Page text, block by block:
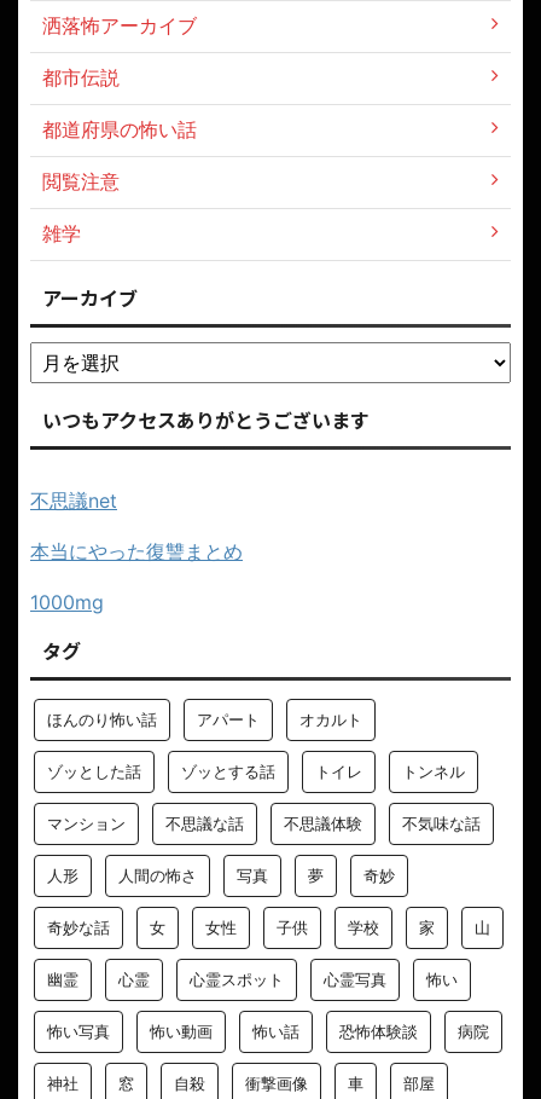
洒落怖アーカイブ
都市伝説
都道府県の怖い話
閲覧注意
雑学
アーカイブ
いつもアクセスありがとうございます
不思議net
本当にやった復讐まとめ
1000mg
タグ
ほんのり怖い話 アパート オカルト
ゾッとした話 ゾッとする話 トイレ トンネル
マンション 不思議な話 不思議体験 不気味な話
人形 人間の怖さ 写真 夢 奇妙
奇妙な話 女 女性 子供 学校 家 山
幽霊 心霊 心霊スポット 心霊写真 怖い
怖い写真 怖い動画 怖い話 恐怖体験談 病院
神社 窓 自殺 衝撃画像 車 部屋